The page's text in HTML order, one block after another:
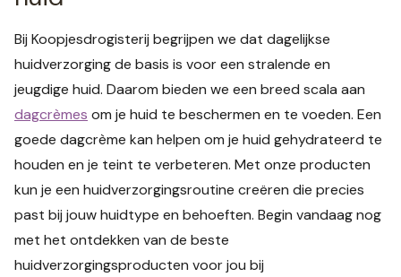
Bij Koopjesdrogisterij begrijpen we dat dagelijkse
huidverzorging de basis is voor een stralende en
jeugdige huid. Daarom bieden we een breed scala aan
dagcrèmes om je huid te beschermen en te voeden. Een
goede dagcrème kan helpen om je huid gehydrateerd te
houden en je teint te verbeteren. Met onze producten
kun je een huidverzorgingsroutine creëren die precies
past bij jouw huidtype en behoeften. Begin vandaag nog
met het ontdekken van de beste
huidverzorgingsproducten voor jou bij